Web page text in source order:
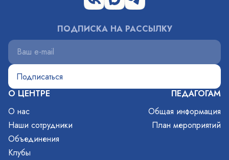
О ЦЕНТРЕ
О нас
Наши сотрудники
Объединения
Клубы
ПЕДАГОГАМ
Общая информация
План мероприятий
ПОДПИСКА НА РАССЫЛКУ